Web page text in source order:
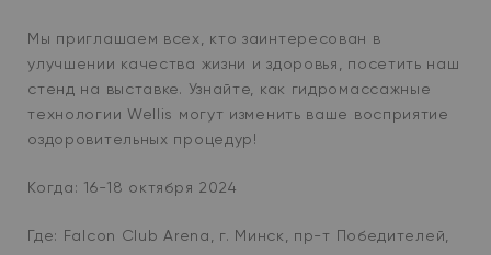
Мы приглашаем всех, кто заинтересован в
улучшении качества жизни и здоровья, посетить наш
стенд на выставке. Узнайте, как гидромассажные
технологии Wellis могут изменить ваше восприятие
оздоровительных процедур!
Когда: 16-18 октября 2024
Где: Falcon Club Arena, г. Минск, пр-т Победителей,